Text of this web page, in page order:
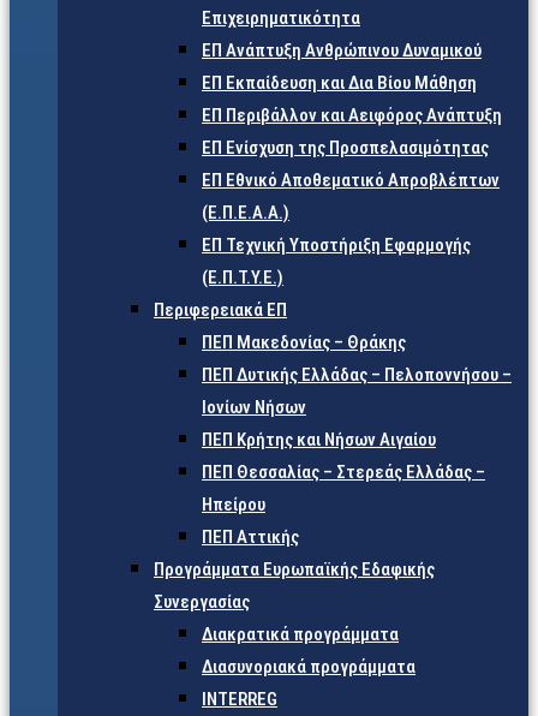
Επιχειρηματικότητα
ΕΠ Ανάπτυξη Ανθρώπινου Δυναμικού
ΕΠ Εκπαίδευση και Δια Βίου Μάθηση
ΕΠ Περιβάλλον και Αειφόρος Ανάπτυξη
ΕΠ Ενίσχυση της Προσπελασιμότητας
ΕΠ Εθνικό Αποθεματικό Απροβλέπτων
(Ε.Π.Ε.Α.Α.)
ΕΠ Τεχνική Υποστήριξη Εφαρμογής
(Ε.Π.Τ.Υ.Ε.)
Περιφερειακά ΕΠ
ΠΕΠ Μακεδονίας – Θράκης
ΠΕΠ Δυτικής Ελλάδας – Πελοποννήσου –
Ιονίων Νήσων
ΠΕΠ Κρήτης και Νήσων Αιγαίου
ΠΕΠ Θεσσαλίας – Στερεάς Ελλάδας –
Ηπείρου
ΠΕΠ Αττικής
Προγράμματα Ευρωπαϊκής Εδαφικής
Συνεργασίας
Διακρατικά προγράμματα
Διασυνοριακά προγράμματα
INTERREG